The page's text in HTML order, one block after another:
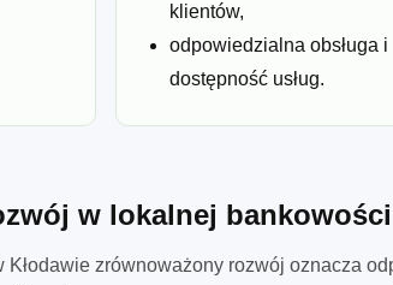
klientów,
odpowiedzialna obsługa i
dostępność usług.
w lokalnej bankowości
Kłodawie zrównoważony rozwój oznacza